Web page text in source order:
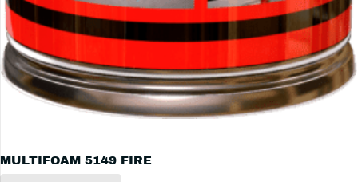
MULTIFOAM 5149 FIRE